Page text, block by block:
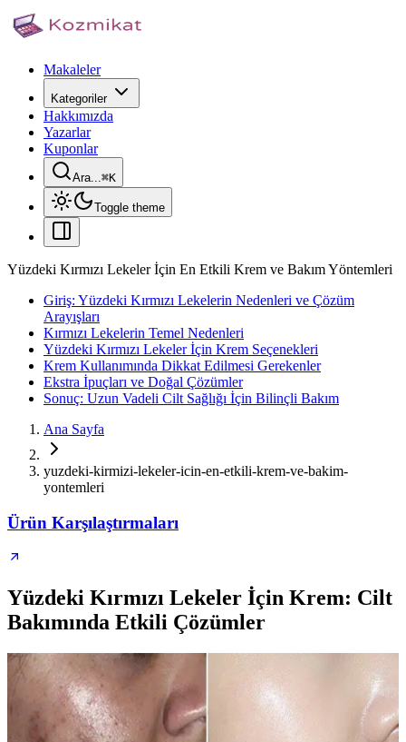
Makaleler
Kategoriler
Hakkımızda
Yazarlar
Kuponlar
Ara...⌘K
Toggle theme
Yüzdeki Kırmızı Lekeler İçin En Etkili Krem ve Bakım Yöntemleri
Giriş: Yüzdeki Kırmızı Lekelerin Nedenleri ve Çözüm
Arayışları
Kırmızı Lekelerin Temel Nedenleri
Yüzdeki Kırmızı Lekeler İçin Krem Seçenekleri
Krem Kullanımında Dikkat Edilmesi Gerekenler
Ekstra İpuçları ve Doğal Çözümler
Sonuç: Uzun Vadeli Cilt Sağlığı İçin Bilinçli Bakım
Ana Sayfa
yuzdeki-kirmizi-lekeler-icin-en-etkili-krem-ve-bakim-
yontemleri
Ürün Karşılaştırmaları
Yüzdeki Kırmızı Lekeler İçin Krem: Cilt
Bakımında Etkili Çözümler